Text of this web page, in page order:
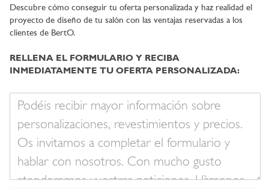
Descubre cómo conseguir tu oferta personalizada y haz realidad el
proyecto de diseño de tu salón con las ventajas reservadas a los
clientes de BertO.
RELLENA EL FORMULARIO Y RECIBA
INMEDIATAMENTE TU OFERTA PERSONALIZADA:
mensaje